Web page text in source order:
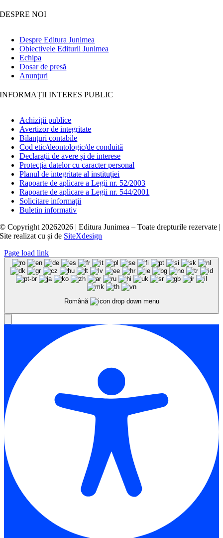
DESPRE NOI
Despre Editura Junimea
Obiectivele Editurii Junimea
Echipa
Dosar de presă
Anunţuri
INFORMAȚII INTERES PUBLIC
Achiziții publice
Avertizor de integritate
Bilanțuri contabile
Cod etic/deontologic/de conduită
Declarații de avere și de interese
Protecția datelor cu caracter personal
Planul de integritate al instituției
Rapoarte de aplicare a Legii nr. 52/2003
Rapoarte de aplicare a Legii nr. 544/2001
Solicitare informații
Buletin informativ
© Copyright 20262026 | Editura Junimea – Toate drepturile rezervate |
Site realizat cușide SiteXdesign
Page load link
Română